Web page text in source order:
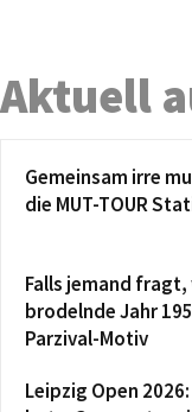
Aktuell
Gemeinsam irre
die MUT-TOUR
Falls jemand fragt,
brodelnde Jahr
Parzival-Motiv
Leipzig Open